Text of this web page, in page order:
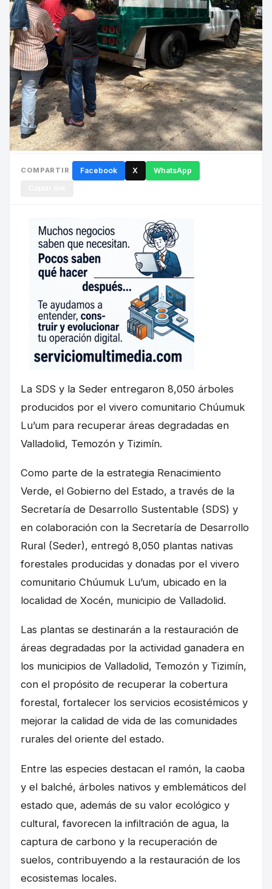
COMPARTIR Facebook X WhatsApp
La SDS y la Seder entregaron 8,050 árboles
producidos por el vivero comunitario Chúumuk
Lu’um para recuperar áreas degradadas en
Valladolid, Temozón y Tizimín.
Como parte de la estrategia Renacimiento
Verde, el Gobierno del Estado, a través de la
Secretaría de Desarrollo Sustentable (SDS) y
en colaboración con la Secretaría de Desarrollo
Rural (Seder), entregó 8,050 plantas nativas
forestales producidas y donadas por el vivero
comunitario Chúumuk Lu’um, ubicado en la
localidad de Xocén, municipio de Valladolid.
Las plantas se destinarán a la restauración de
áreas degradadas por la actividad ganadera en
los municipios de Valladolid, Temozón y Tizimín,
con el propósito de recuperar la cobertura
forestal, fortalecer los servicios ecosistémicos y
mejorar la calidad de vida de las comunidades
rurales del oriente del estado.
Entre las especies destacan el ramón, la caoba
y el balché, árboles nativos y emblemáticos del
estado que, además de su valor ecológico y
cultural, favorecen la infiltración de agua, la
captura de carbono y la recuperación de
suelos, contribuyendo a la restauración de los
ecosistemas locales.